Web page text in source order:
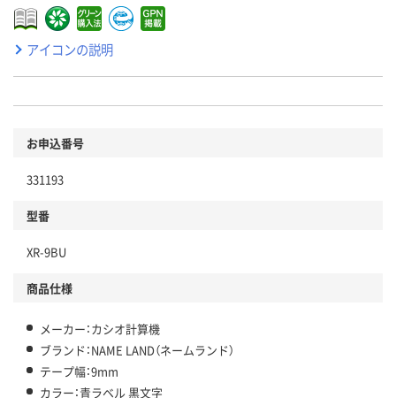
アイコンの説明
お申込番号
331193
型番
XR-9BU
商品仕様
メーカー：カシオ計算機
ブランド：NAME LAND（ネームランド）
テープ幅：9mm
カラー：青ラベル 黒文字